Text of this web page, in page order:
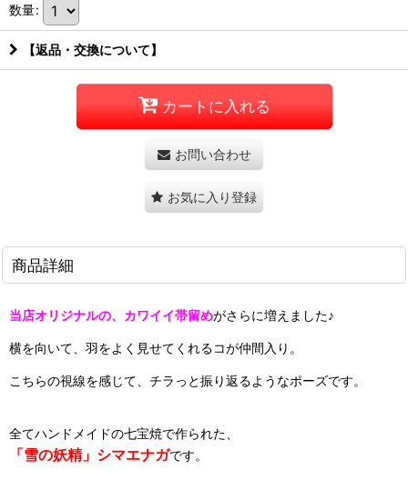
数量:
【返品・交換について】
カートに入れる
お問い合わせ
お気に入り登録
商品詳細
当店オリジナルの、カワイイ帯留めがさらに増えました♪
横を向いて、羽をよく見せてくれるコが仲間入り。
こちらの視線を感じて、チラっと振り返るようなポーズです。
全てハンドメイドの七宝焼で作られた、
「雪の妖精」シマエナガです。